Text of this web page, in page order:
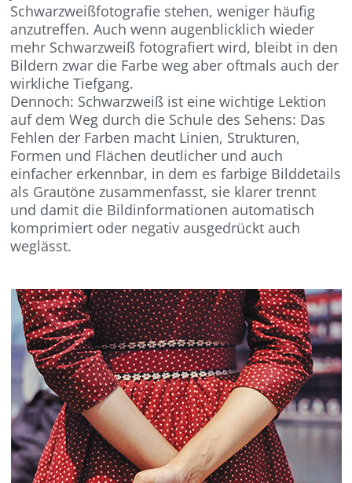
Schwarzweißfotografie stehen, weniger häufig
anzutreffen. Auch wenn augenblicklich wieder
mehr Schwarzweiß fotografiert wird, bleibt in den
Bildern zwar die Farbe weg aber oftmals auch der
wirkliche Tiefgang.
Dennoch: Schwarzweiß ist eine wichtige Lektion
auf dem Weg durch die Schule des Sehens: Das
Fehlen der Farben macht Linien, Strukturen,
Formen und Flächen deutlicher und auch
einfacher erkennbar, in dem es farbige Bilddetails
als Grautöne zusammenfasst, sie klarer trennt
und damit die Bildinformationen automatisch
komprimiert oder negativ ausgedrückt auch
weglässt.